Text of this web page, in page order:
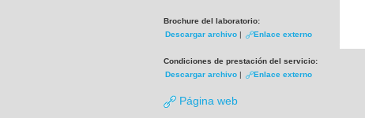
Brochure del laboratorio:
Descargar archivo | Enlace externo
Condiciones de prestación del servicio:
Descargar archivo | Enlace externo
Página web